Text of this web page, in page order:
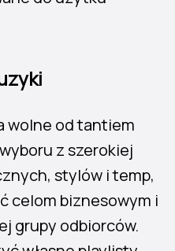
wolne od tantiem
z szerokiej
stylów i temp,
celom biznesowym i
grupy odbiorców.